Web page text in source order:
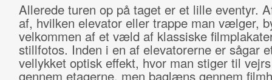
Allerede turen op på taget er et lille eventyr.
af, hvilken elevator eller trappe man vælger,
velkommen af et væld af klassiske
stillfotos. Inden i en af elevatorerne er sågar
vellykket optisk effekt, hvor man stiger til
gennem etagerne, men baglæns gennem